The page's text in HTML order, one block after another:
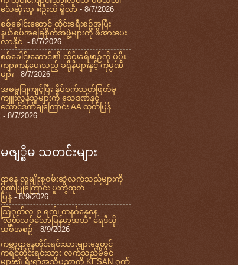
သေဆုံးသူ ၈ဦးထိ ရှိလာ - 8/7/2026
စစ်ခေါင်းဆောင် ထိုင်းခရီးစဉ်အပြီး
နယ်စပ်အခြေစိုက်အဖွဲ့များကို ဖိအားပေး
လာနိုင် - 8/7/2026
စစ်ခေါင်းဆောင်၏ ထိုင်းခရီးစဉ်ကို ပံ့ပိုး
ကျားကန်ပေးသည့် ခရိုနီများနှင့် ကုမ္ပဏီ
များ - 8/7/2026
အဓမ္မပြုကျင့်ပြီး နှိပ်စက်သတ်ဖြတ်မှု
ကျူးလွန်သူများကို သေဒဏ်နှင့်
ထောင်ဒဏ်ချကြောင်း AA ထုတ်ပြန်
- 8/7/2026
မဇျ္စိမ သတင်းများ
ဌာနေ လူမျိုးစုဝမ်းဆွဲလက်သည်များကို
ဂုဏ်ပြုကြောင်း ပူးတွဲထုတ်
ပြန် - 8/9/2026
သြဂုတ်လ ၉ ရက်၊ တနင်္ဂနွေနေ့
“လွတ်လပ်သောမြန်မာ့အသံ” ရေဒီယို
အစီအစဉ် - 8/9/2026
ကမ္ဘာ့ဌာနေတိုင်းရင်းသားများနေ့တွင်
ကရင်တိုင်းရင်းသား လက်သည်မိခင်
များ၏ ရိုးရာအသိပညာကို KESAN ဂုဏ်